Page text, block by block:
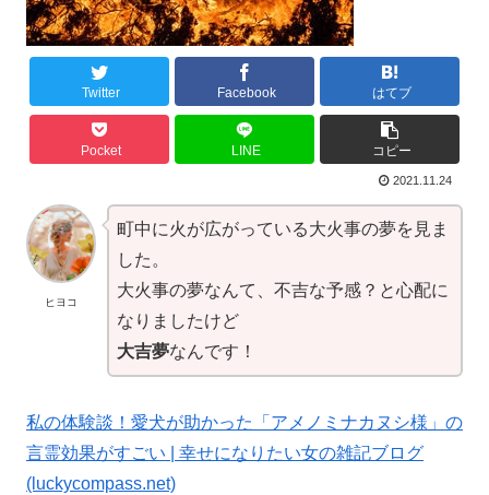
Twitter Facebook はてブ
Pocket LINE コピー
2021.11.24
ヒヨコ
町中に火が広がっている大火事の夢を見ま
した。
大火事の夢なんて、不吉な予感？と心配に
なりましたけど
大吉夢なんです！
私の体験談！愛犬が助かった「アメノミナカヌシ様」の
言霊効果がすごい | 幸せになりたい女の雑記ブログ
(luckycompass.net)